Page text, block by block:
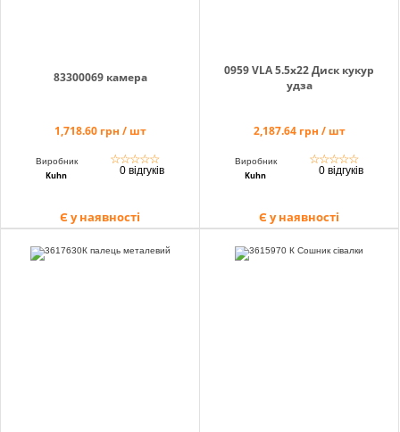
83300069 камера
1,718.60 грн / шт
Виробник
Kuhn
☆☆☆☆☆
0 відгуків
Є у наявності
0959 VLA 5.5х22 Диск кукур
удза
2,187.64 грн / шт
Виробник
Kuhn
☆☆☆☆☆
0 відгуків
Є у наявності